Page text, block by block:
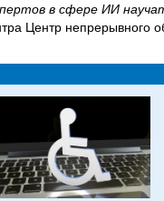
в сфере ИИ
Центр непрерывного